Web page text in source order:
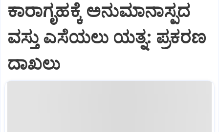
ಕಾರಾಗೃಹಕ್ಕೆ ಅನುಮಾನಾಸ್ಪದ
ವಸ್ತು ಎಸೆಯಲು ಯತ್ನ: ಪ್ರಕರಣ
ದಾಖಲು